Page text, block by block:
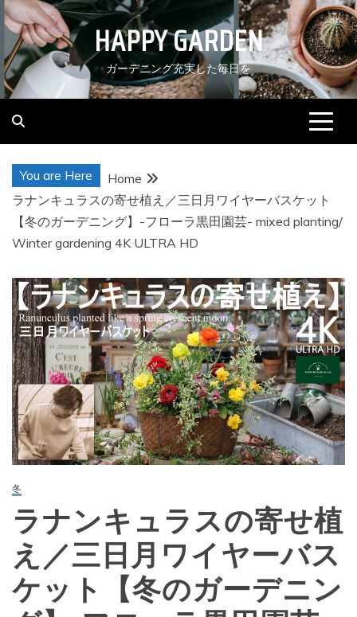
Skip
to
content
HAPPY GARDEN
ガーデニング充実した毎日を
You are Here
Home
ラナンキュラスの寄せ植え／三日月ワイヤーバスケット
【冬のガーデニング】-フローラ黒田園芸- mixed planting/
Winter gardening 4K ULTRA HD
冬
ラナンキュラスの寄せ植
え／三日月ワイヤーバス
ケット【冬のガーデニン